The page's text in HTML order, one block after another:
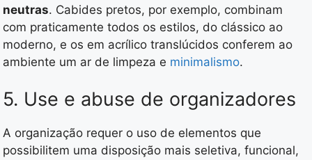
neutras. Cabides pretos, por exemplo, combinam
com praticamente todos os estilos, do clássico ao
moderno, e os em acrílico translúcidos conferem ao
ambiente um ar de limpeza e minimalismo.
5. Use e abuse de organizadores
A organização requer o uso de elementos que
possibilitem uma disposição mais seletiva, funcional,